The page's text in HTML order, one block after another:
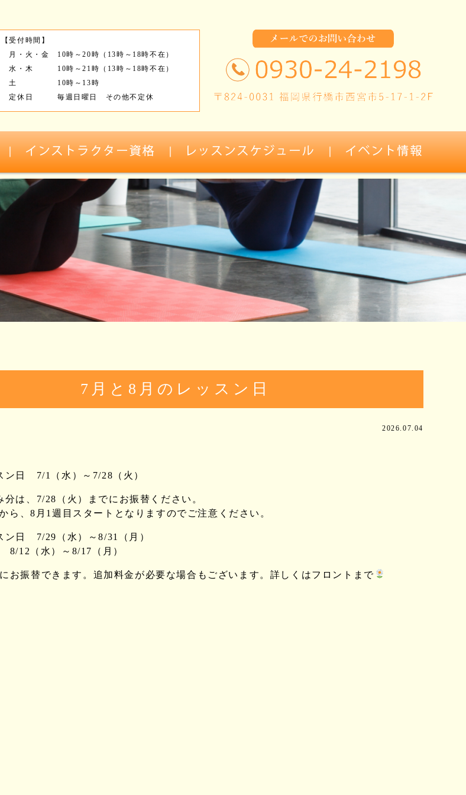
【受付時間】
月・火・金 10時～20時（13時～18時不在）
水・木 10時～21時（13時～18時不在）
土 10時～13時
定休日 毎週日曜日 その他不定休
7月と8月のレッスン日
2026.07.04
日 7/1（水）～7/28（火）
は、7/28（火）までにお振替ください。
、8月1週目スタートとなりますのでご注意ください。
日 7/29（水）～8/31（月）
（水）～8/17（月）
お振替できます。追加料金が必要な場合もございます。詳しくはフロントまで